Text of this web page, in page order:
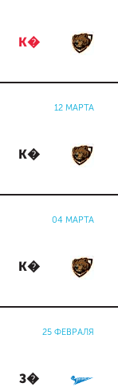
К�
12 МАРТА
К�
04 МАРТА
К�
25 ФЕВРАЛЯ
З�